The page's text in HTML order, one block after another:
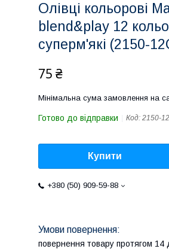
Олівці кольорові
blend&play 12
суперм'які (2150-
75 ₴
Мінімальна сума замовлення на
Готово до відправки Код: 2150-
Купити
+380 (50) 909-59-88
повернення товару протягом 14